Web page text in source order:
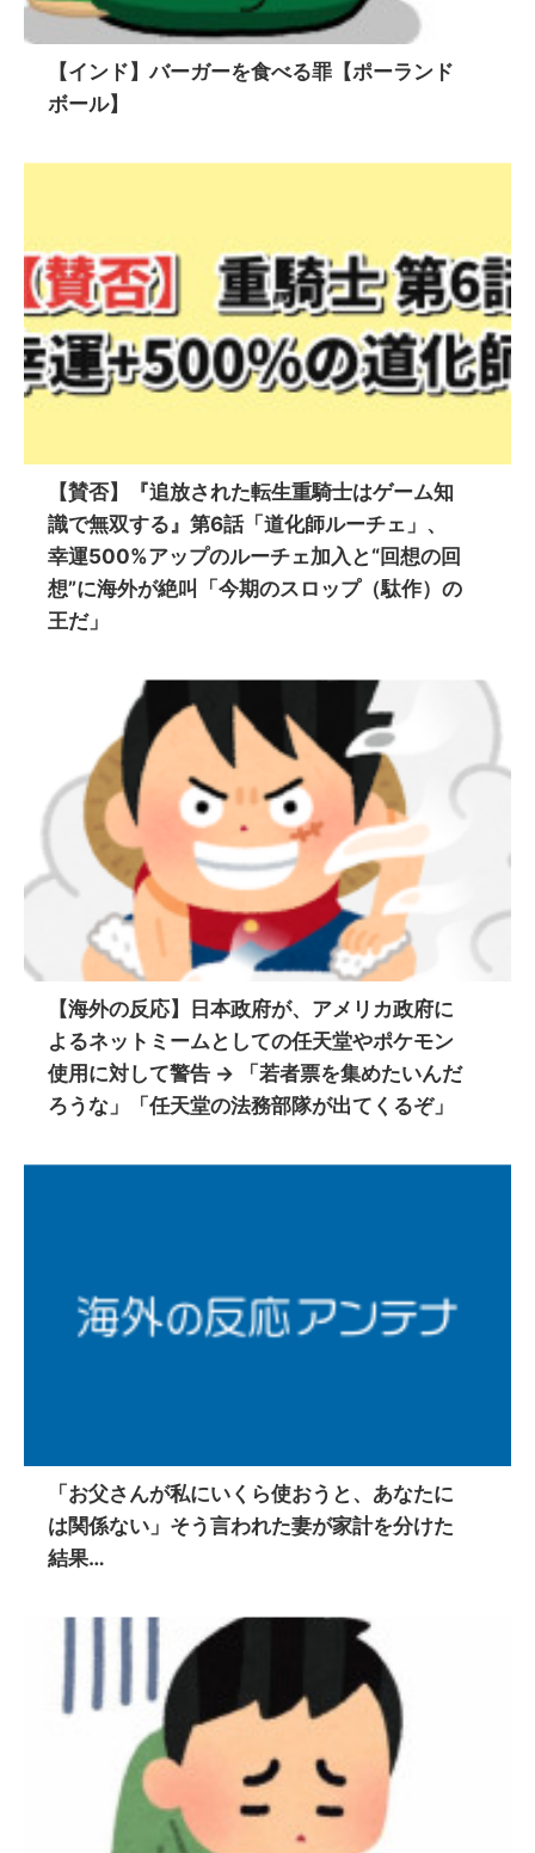
【インド】バーガーを食べる罪【ポーランド
ボール】
【賛否】『追放された転生重騎士はゲーム知
識で無双する』第6話「道化師ルーチェ」、
幸運500%アップのルーチェ加入と“回想の回
想”に海外が絶叫「今期のスロップ（駄作）の
王だ」
【海外の反応】日本政府が、アメリカ政府に
よるネットミームとしての任天堂やポケモン
使用に対して警告 → 「若者票を集めたいんだ
ろうな」「任天堂の法務部隊が出てくるぞ」
「お父さんが私にいくら使おうと、あなたに
は関係ない」そう言われた妻が家計を分けた
結果…